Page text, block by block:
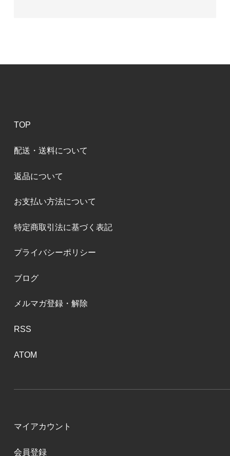
TOP
配送・送料について
返品について
お支払い方法について
特定商取引法に基づく表記
プライバシーポリシー
ブログ
メルマガ登録・解除
RSS
ATOM
マイアカウント
会員登録